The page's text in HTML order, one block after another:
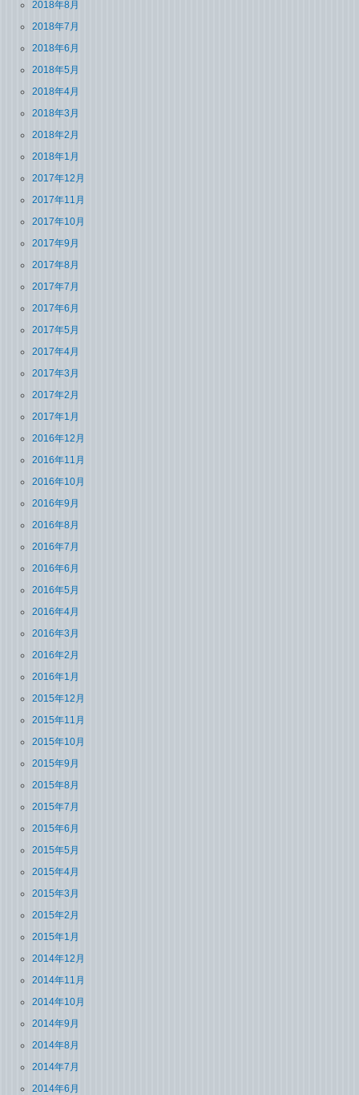
2018年8月
2018年7月
2018年6月
2018年5月
2018年4月
2018年3月
2018年2月
2018年1月
2017年12月
2017年11月
2017年10月
2017年9月
2017年8月
2017年7月
2017年6月
2017年5月
2017年4月
2017年3月
2017年2月
2017年1月
2016年12月
2016年11月
2016年10月
2016年9月
2016年8月
2016年7月
2016年6月
2016年5月
2016年4月
2016年3月
2016年2月
2016年1月
2015年12月
2015年11月
2015年10月
2015年9月
2015年8月
2015年7月
2015年6月
2015年5月
2015年4月
2015年3月
2015年2月
2015年1月
2014年12月
2014年11月
2014年10月
2014年9月
2014年8月
2014年7月
2014年6月